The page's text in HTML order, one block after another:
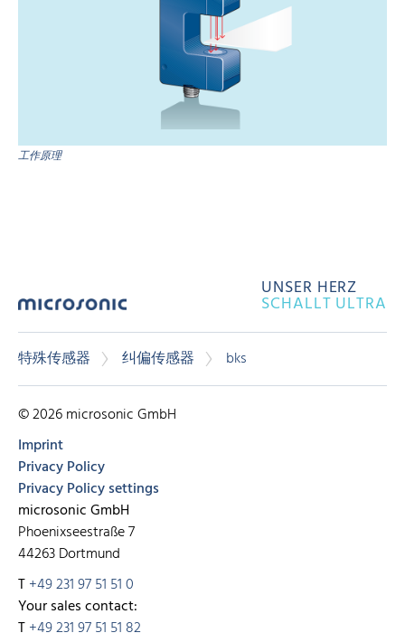
工作原理
UNSER HERZ
SCHALLT ULTRA
特殊传感器 纠偏传感器 bks
© 2026 microsonic GmbH
Imprint
Privacy Policy
Privacy Policy settings
microsonic GmbH
Phoenixseestraße 7
44263 Dortmund
T+49 231 97 51 51 0
Your sales contact: